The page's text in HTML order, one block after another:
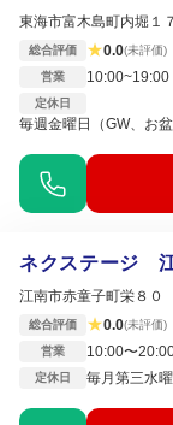
東海市富木島町内堀１
総合評価 ★0.0(未評価)
営業
10:00~19:00
定休日
毎週金曜日（GW、お
ネクステージ
江南市赤童子町栄８０
総合評価 ★0.0(未評価)
営業
10:00〜
定休日 毎月第三水